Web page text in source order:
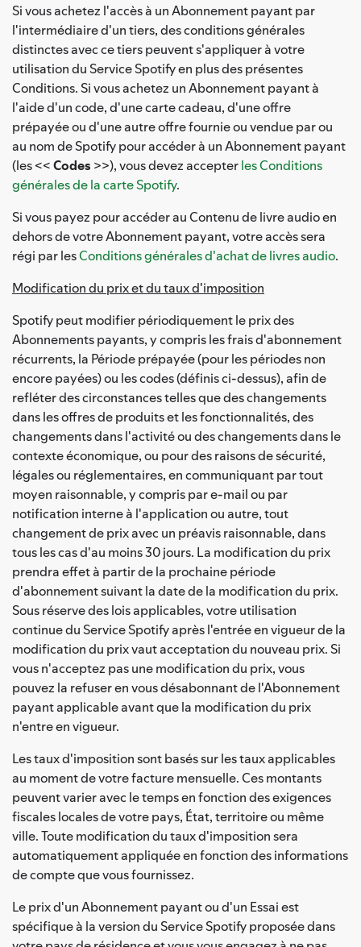
Si vous achetez l'accès à un Abonnement payant par
l'intermédiaire d'un tiers, des conditions générales
distinctes avec ce tiers peuvent s'appliquer à votre
utilisation du Service Spotify en plus des présentes
Conditions. Si vous achetez un Abonnement payant à
l'aide d'un code, d'une carte cadeau, d'une offre
prépayée ou d'une autre offre fournie ou vendue par ou
au nom de Spotify pour accéder à un Abonnement payant
(les <<Codes >>), vous devez accepterles Conditions
générales de la carte Spotify.
Si vous payez pour accéder au Contenu de livre audio en
dehors de votre Abonnement payant, votre accès sera
régi par lesConditions générales d'achat de livres audio.
Modification du prix et du taux d'imposition
Spotify peut modifier périodiquement le prix des
Abonnements payants, y compris les frais d'abonnement
récurrents, la Période prépayée (pour les périodes non
encore payées) ou les codes (définis ci-dessus), afin de
refléter des circonstances telles que des changements
dans les offres de produits et les fonctionnalités, des
changements dans l'activité ou des changements dans le
contexte économique, ou pour des raisons de sécurité,
légales ou réglementaires, en communiquant par tout
moyen raisonnable, y compris par e-mail ou par
notification interne à l'application ou autre, tout
changement de prix avec un préavis raisonnable, dans
tous les cas d'au moins 30 jours. La modification du prix
prendra effet à partir de la prochaine période
d'abonnement suivant la date de la modification du prix.
Sous réserve des lois applicables, votre utilisation
continue du Service Spotify après l'entrée en vigueur de la
modification du prix vaut acceptation du nouveau prix. Si
vous n'acceptez pas une modification du prix, vous
pouvez la refuser en vous désabonnant de l'Abonnement
payant applicable avant que la modification du prix
n'entre en vigueur.
Les taux d'imposition sont basés sur les taux applicables
au moment de votre facture mensuelle. Ces montants
peuvent varier avec le temps en fonction des exigences
fiscales locales de votre pays, État, territoire ou même
ville. Toute modification du taux d'imposition sera
automatiquement appliquée en fonction des informations
de compte que vous fournissez.
Le prix d'un Abonnement payant ou d'un Essai est
spécifique à la version du Service Spotify proposée dans